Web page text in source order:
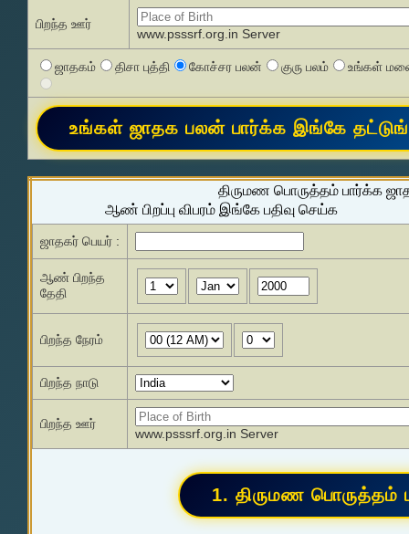
பிறந்த ஊர்
www.psssrf.org.in Server
ஜாதகம் திசா புத்தி கோச்சர பலன் குரு பலம் உங்கள்
திருமண பொருத்தம் பார்க்க
ஆண் பிறப்பு விபரம் இங்கே பதிவு செய்க
ஜாதகர் பெயர் :
ஆண் பிறந்த
தேதி
பிறந்த நேரம்
பிறந்த நாடு
பிறந்த ஊர்
www.psssrf.org.in Server